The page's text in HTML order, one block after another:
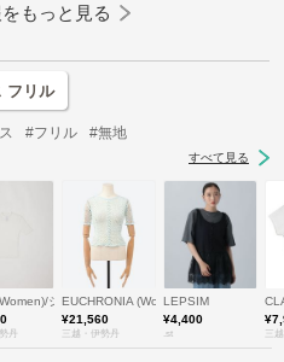
もっと見る
フリル
#フリル
#無地
すべて見る
ベー
シーエフシーエル
丹
EUCHRONIA (Women)/ユークロニア
¥21,560
三越・伊勢丹
LEPSIM
¥4,400
.st 三